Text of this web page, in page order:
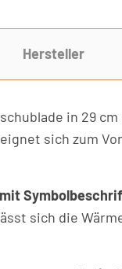
Hersteller
in 29
sich zum
sich die